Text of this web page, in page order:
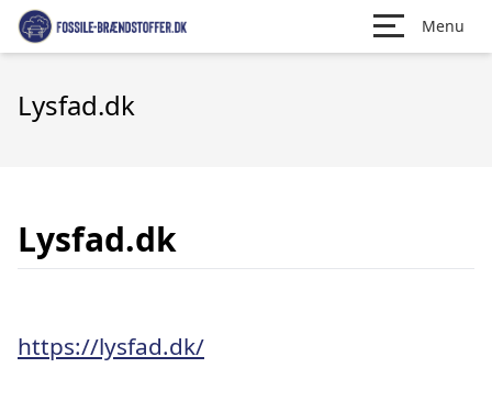
Menu
Lysfad.dk
Lysfad.dk
https://lysfad.dk/